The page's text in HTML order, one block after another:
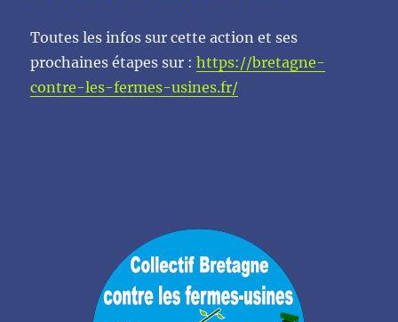
Toutes les infos sur cette action et ses
prochaines étapes sur :https://bretagne-
contre-les-fermes-usines.fr/